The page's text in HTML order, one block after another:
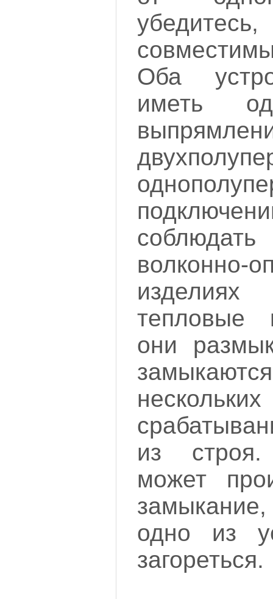
Оба
иметь
волконно-
тепловые
они
из
может
замыкание,
одно из
загореться.